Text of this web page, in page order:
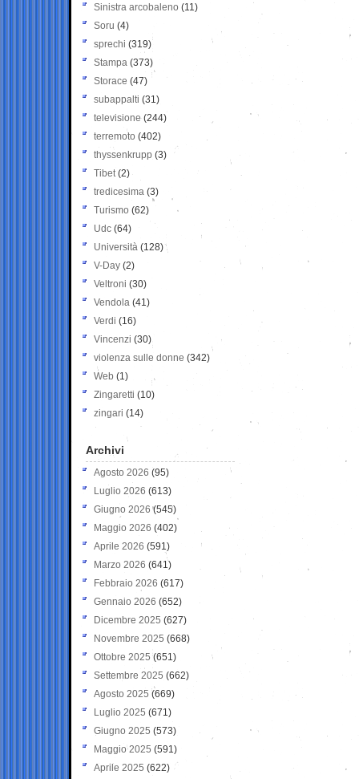
Sinistra arcobaleno (11)
Soru (4)
sprechi (319)
Stampa (373)
Storace (47)
subappalti (31)
televisione(244)
terremoto (402)
thyssenkrupp (3)
Tibet(2)
tredicesima (3)
Turismo (62)
Udc (64)
Università (128)
V-Day (2)
Veltroni (30)
Vendola (41)
Verdi (16)
Vincenzi (30)
violenza sulle donne (342)
Web (1)
Zingaretti (10)
zingari (14)
Archivi
Agosto 2026 (95)
Luglio 2026 (613)
Giugno 2026 (545)
Maggio 2026 (402)
Aprile 2026 (591)
Marzo 2026 (641)
Febbraio 2026 (617)
Gennaio 2026 (652)
Dicembre 2025 (627)
Novembre 2025 (668)
Ottobre 2025 (651)
Settembre 2025 (662)
Agosto 2025 (669)
Luglio 2025 (671)
Giugno 2025 (573)
Maggio 2025 (591)
Aprile 2025 (622)